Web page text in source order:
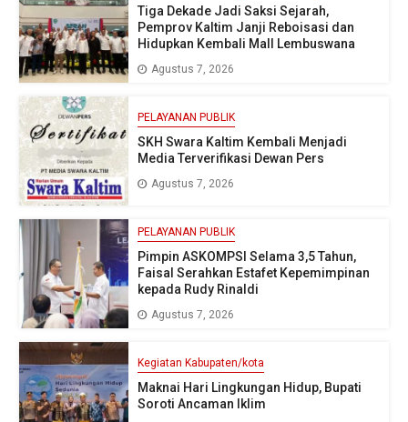
Tiga Dekade Jadi Saksi Sejarah,
Pemprov Kaltim Janji Reboisasi dan
Hidupkan Kembali Mall Lembuswana
Agustus 7, 2026
PELAYANAN PUBLIK
SKH Swara Kaltim Kembali Menjadi
Media Terverifikasi Dewan Pers
Agustus 7, 2026
PELAYANAN PUBLIK
Pimpin ASKOMPSI Selama 3,5 Tahun,
Faisal Serahkan Estafet Kepemimpinan
kepada Rudy Rinaldi
Agustus 7, 2026
Kegiatan Kabupaten/kota
Maknai Hari Lingkungan Hidup, Bupati
Soroti Ancaman Iklim